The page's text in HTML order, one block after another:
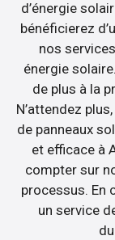
d’énergie
bénéficierez
nos
énergie
de plus à la
N’attendez
de panneaux
et efficace à
compter sur
processus. En
un service